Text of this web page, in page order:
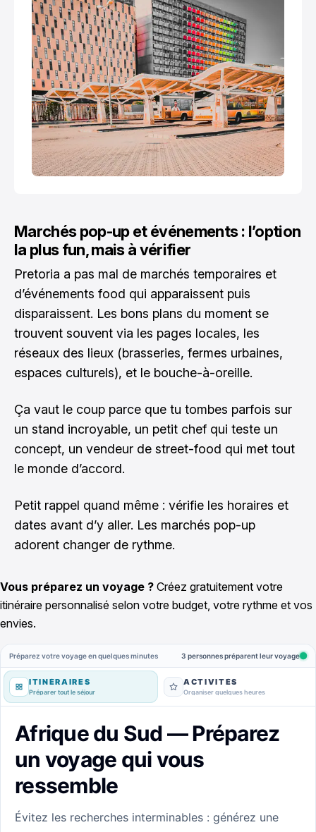
Marchés pop-up et événements : l’option
la plus fun, mais à vérifier
Pretoria a pas mal de marchés temporaires et
d’événements food qui apparaissent puis
disparaissent. Les bons plans du moment se
trouvent souvent via les pages locales, les
réseaux des lieux (brasseries, fermes urbaines,
espaces culturels), et le bouche-à-oreille.
Ça vaut le coup parce que tu tombes parfois sur
un stand incroyable, un petit chef qui teste un
concept, un vendeur de street-food qui met tout
le monde d’accord.
Petit rappel quand même : vérifie les horaires et
dates avant d’y aller. Les marchés pop-up
adorent changer de rythme.
Vous préparez un voyage ? Créez gratuitement votre
itinéraire personnalisé selon votre budget, votre rythme et vos
envies.